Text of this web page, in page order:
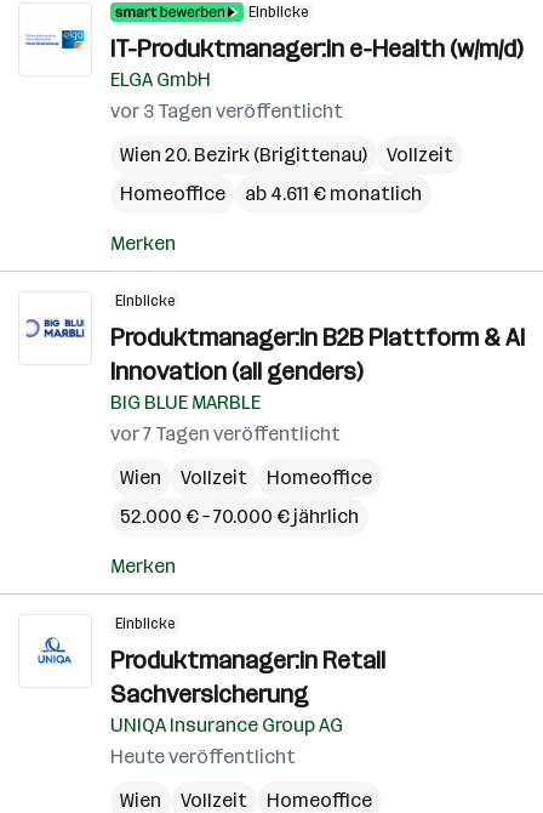
Einblicke
IT-Produktmanager:in e-Health (w/m/d)
ELGA GmbH
vor 3 Tagen veröffentlicht
Wien 20. Bezirk (Brigittenau)
Vollzeit
Homeoffice
ab 4.611 € monatlich
Merken
Einblicke
Produktmanager:in B2B Plattform & AI
Innovation (all genders)
BIG BLUE MARBLE
vor 7 Tagen veröffentlicht
Wien
Vollzeit
Homeoffice
52.000 € – 70.000 € jährlich
Merken
Einblicke
Produktmanager:in Retail
Sachversicherung
UNIQA Insurance Group AG
Heute veröffentlicht
Wien
Vollzeit
Homeoffice